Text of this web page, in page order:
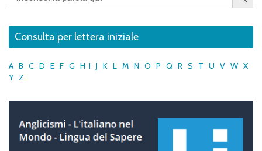
Consulta per lettera iniziale
A B C D E F G H I J K L M N O P Q R S T U V W X
Y Z